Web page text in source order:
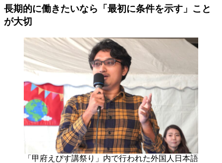
長期的に働きたいなら「最初に条件を示す」こと
が大切
「甲府えびす講祭り」内で行われた外国人日本語